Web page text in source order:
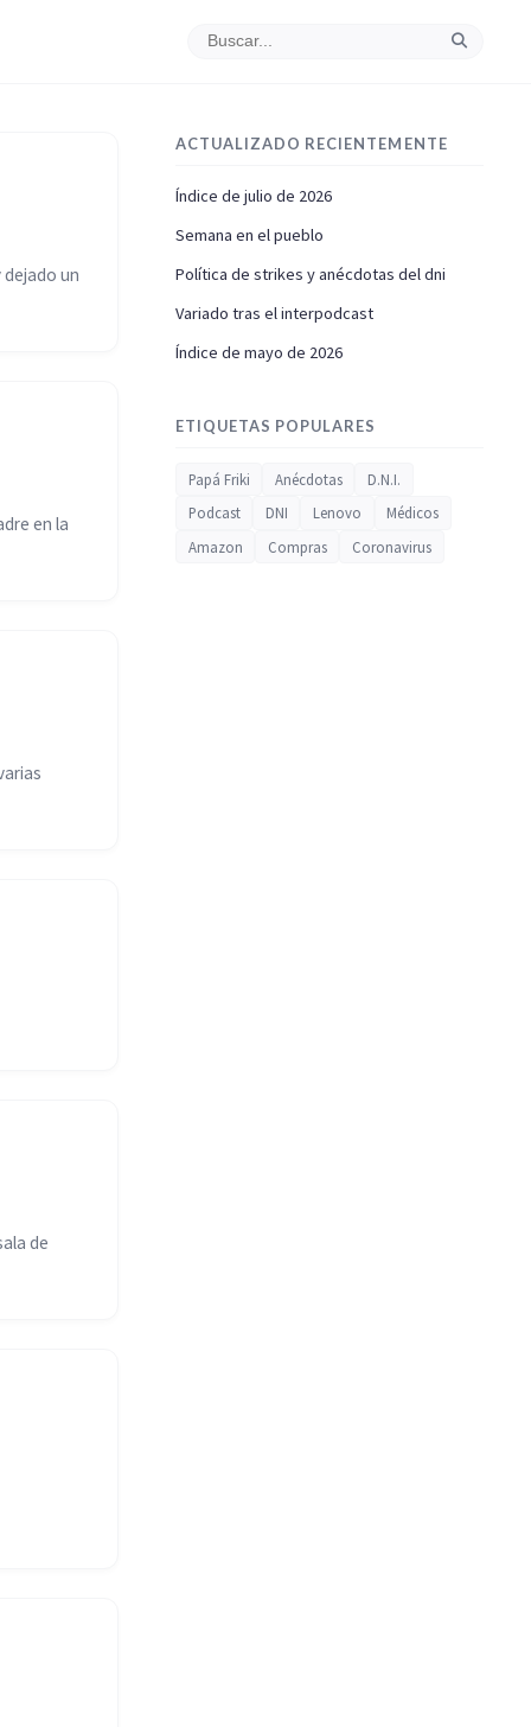
dejado un
en la
de
ACTUALIZADO RECIENTEMENTE
Índice de julio de 2026
Semana en el pueblo
Política de strikes y anécdotas del dni
Variado tras el interpodcast
Índice de mayo de 2026
ETIQUETAS POPULARES
Papá Friki Anécdotas
D.N.I.
Podcast
DNI Lenovo
Médicos
Amazon
Compras Coronavirus